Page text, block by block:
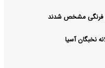
فرنگی مشخص شدند
نخبگان آسیا